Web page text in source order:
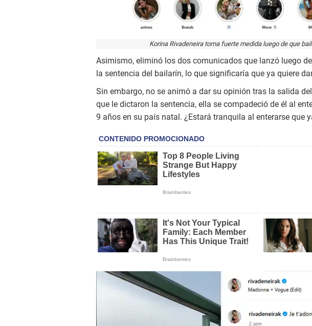
Korina Rivadeneira toma fuerte medida luego de que
Asimismo, eliminó los dos comunicados que lanzó luego
la sentencia del bailarín, lo que significaría que ya quiere
Sin embargo, no se animó a dar su opinión tras la salida
que le dictaron la sentencia, ella se compadeció de él al
9 años en su país natal. ¿Estará tranquila al enterarse que